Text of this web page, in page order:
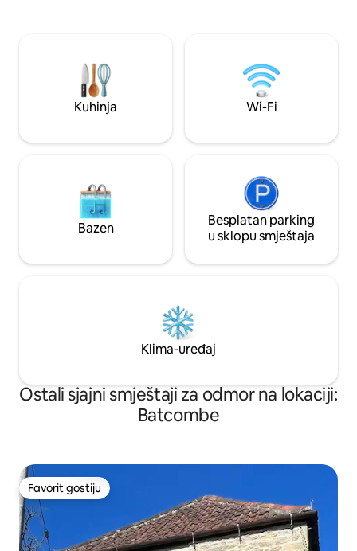
svom privatnom pašnjaku. Ovaj smještaj
nudi luksuznu udobnost u zatvorenom
prostoru i na otvorenom.
samostalni
Kuhinja Wi-Fi
Bazen
Besplatan parking
u sklopu smještaja
Klima-uređaj
Ostali sjajni smještaji za odmor na lokaciji:
Batcombe
Favorit gostiju
Favorit gostiju